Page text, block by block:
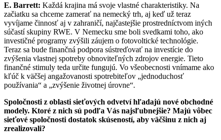
E. Barrett: Každá krajina má svoje vlastné charakteristiky. Na
začiatku sa chceme zamerať na nemecký trh, aj keď už teraz
vyvíjame činnosť aj v zahraničí, najčastejšie prostredníctvom iných
súčastí skupiny RWE. V Nemecku sme boli svedkami toho, ako
investičné programy zvýšili záujem o fotovoltické technológie.
Teraz sa bude finančná podpora sústreďovať na investície do
zvýšenia vlastnej spotreby obnoviteľných zdrojov energie. Tieto
finančné stimuly teda určite fungujú. Vo všeobecnosti vnímame ako
kľúč k väčšej angažovanosti spotrebiteľov „jednoduchosť
používania“ a „zvýšenie životnej úrovne“.
Spoločnosti z oblasti sieťových odvetví hľadajú nové obchodné
modely. Ktoré z nich sú podľa Vás najsľubnejšie? Majú vôbec
sieťové spoločnosti dostatok skúseností, aby väčšinu z nich aj
zrealizovali?